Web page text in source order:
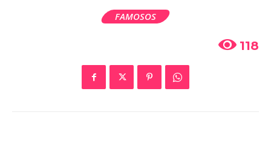
FAMOSOS
118